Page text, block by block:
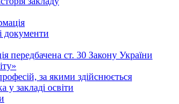
документи
передбачена ст. 30 Закону України
за якими здійснюється
у закладі освіти